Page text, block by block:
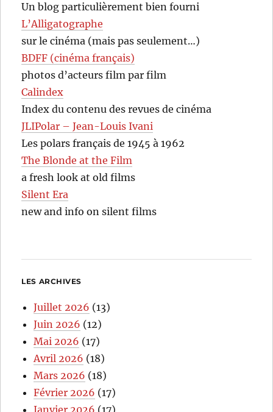
Un blog particulièrement bien fourni
L’Alligatographe
sur le cinéma (mais pas seulement…)
BDFF (cinéma français)
photos d’acteurs film par film
Calindex
Index du contenu des revues de cinéma
JLIPolar – Jean-Louis Ivani
Les polars français de 1945 à 1962
The Blonde at the Film
a fresh look at old films
Silent Era
new and info on silent films
LES ARCHIVES
Juillet 2026 (13)
Juin 2026 (12)
Mai 2026 (17)
Avril 2026 (18)
Mars 2026 (18)
Février 2026 (17)